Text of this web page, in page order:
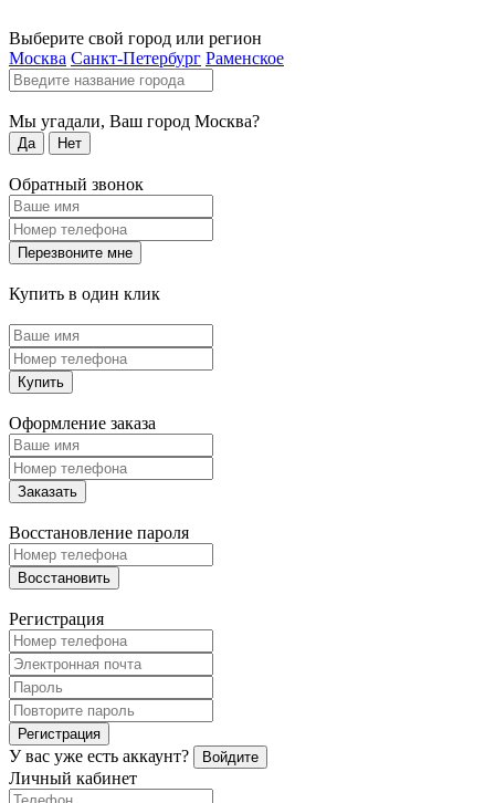
Выберите свой город или регион
Москва Санкт-Петербург Раменское
Мы угадали, Ваш город Москва?
Да Нет
Обратный звонок
Перезвоните мне
Купить в один клик
Купить
Оформление заказа
Заказать
Восстановление пароля
Восстановить
Регистрация
Регистрация
У вас уже есть аккаунт? Войдите
Личный кабинет